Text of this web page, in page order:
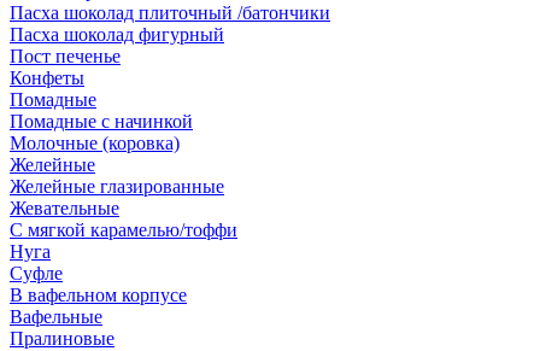
Пасха шоколад плиточный /батончики
Пасха шоколад фигурный
Пост печенье
Конфеты
Помадные
Помадные с начинкой
Молочные (коровка)
Желейные
Желейные глазированные
Жевательные
С мягкой карамелью/тоффи
Нуга
Суфле
В вафельном корпусе
Вафельные
Пралиновые